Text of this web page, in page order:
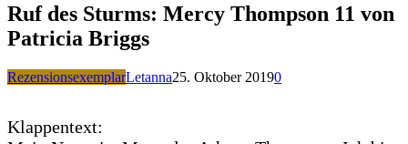
Ruf des Sturms: Mercy Thompson 11 von
Patricia Briggs
RezensionsexemplarLetanna25. Oktober 20190
Klappentext: